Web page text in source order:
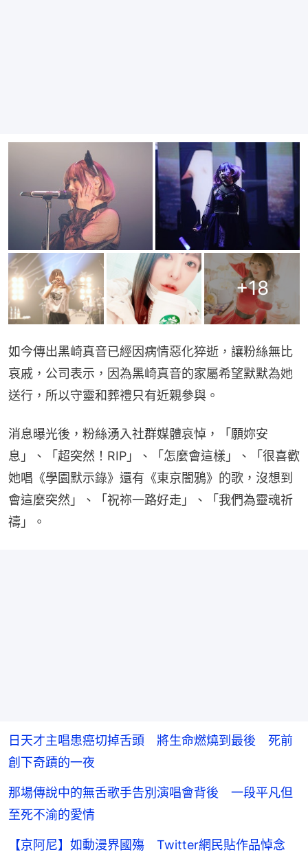
+18
如今傳出黑崎真音已經因病情惡化猝逝，讓粉絲無比
哀戚，公司表示，因為黑崎真音的家屬希望默默為她
送行，所以守靈和葬禮只有近親參與。
消息曝光後，粉絲湧入社群媒體哀悼，「願妳安
息」、「超突然！RIP」、「怎麼會這樣」、「很喜歡
她唱《學園默示錄》還有《東京闇鴉》的歌，沒想到
會這麼突然」、「祝祢一路好走」、「我們為靈魂祈
禱」。
日天才主唱患癌切掉舌頭 將生命燃燒到最後 死前
創下奇蹟的一夜
那場傳說中的無舌歌手告別演唱會背後 一段平凡但
至死不渝的愛情
【京阿尼】如動漫界國殤 Twitter網民貼作品悼念